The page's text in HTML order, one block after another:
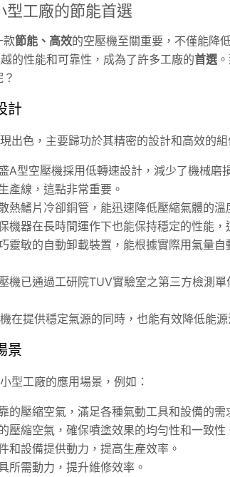
型工廠的節能首選
款節能、高效的空壓機至關重要，不僅能降
的性能和可靠性，成為了許多工廠的首選
計
出色，主要歸功於其精密的設計和高效的組
A型空壓機採用低轉速設計，減少了機械
產線，這點非常重要。
熱鰭片冷卻銅管，能迅速降低壓縮氣體的
機器在長時間運作下也能保持穩定的性能，
靈敏的自動卸載裝置，能根據實際用氣量
機已通過工研院TUV實驗室之第三方檢測單
在提供穩定氣源的同時，也能有效降低能
景
型工廠的應用場景，例如：
的壓縮空氣，滿足各種氣動工具和設備的需
壓縮空氣，確保噴塗效果的均勻性和一致性
和設備提供動力，提高生產效率。
所需動力，提升維修效率。